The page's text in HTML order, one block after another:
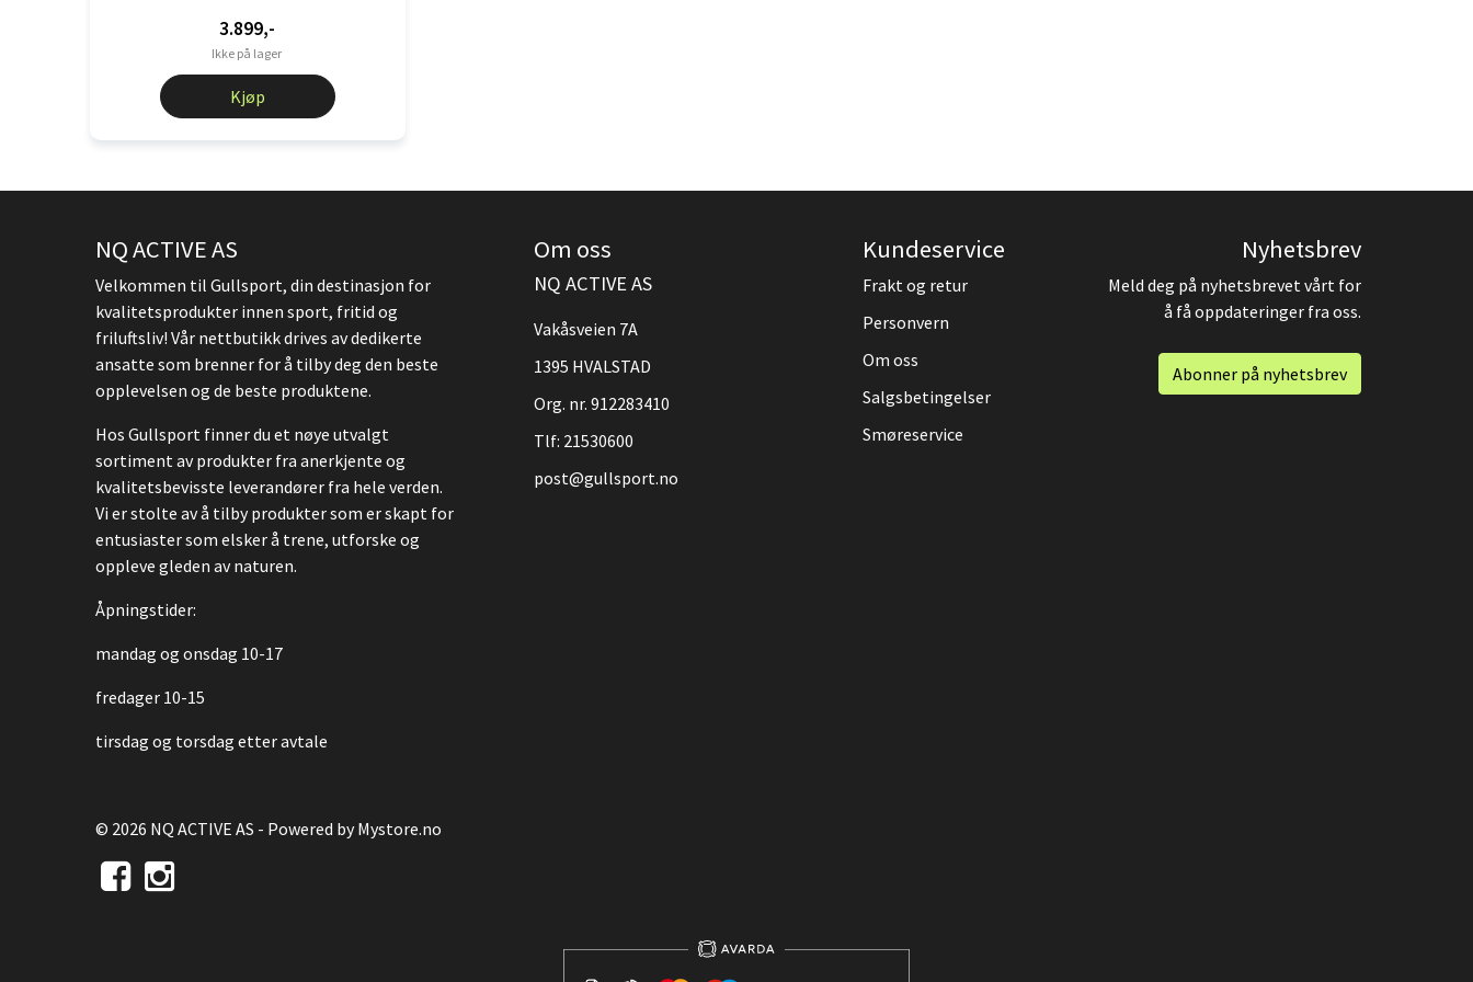
3.899,-
Ikke på lager
Kjøp
NQ ACTIVE AS
Velkommen til Gullsport, din destinasjon for
kvalitetsprodukter innen sport, fritid og
friluftsliv! Vår nettbutikk drives av dedikerte
ansatte som brenner for å tilby deg den beste
opplevelsen og de beste produktene.
Hos Gullsport finner du et nøye utvalgt
sortiment av produkter fra anerkjente og
kvalitetsbevisste leverandører fra hele verden.
Vi er stolte av å tilby produkter som er skapt for
entusiaster som elsker å trene, utforske og
oppleve gleden av naturen.
Åpningstider:
mandag og onsdag 10-17
fredager 10-15
tirsdag og torsdag etter avtale
© 2026 NQ ACTIVE AS - Powered byMystore.no
Om oss
NQ ACTIVE AS
Vakåsveien 7A
1395 HVALSTAD
Org. nr. 912283410
Tlf: 21530600
post@gullsport.no
Kundeservice
Frakt og retur
Personvern
Om oss
Salgsbetingelser
Smøreservice
Nyhetsbrev
Meld deg på nyhetsbrevet vårt for
å få oppdateringer fra oss.
Abonner på nyhetsbrev